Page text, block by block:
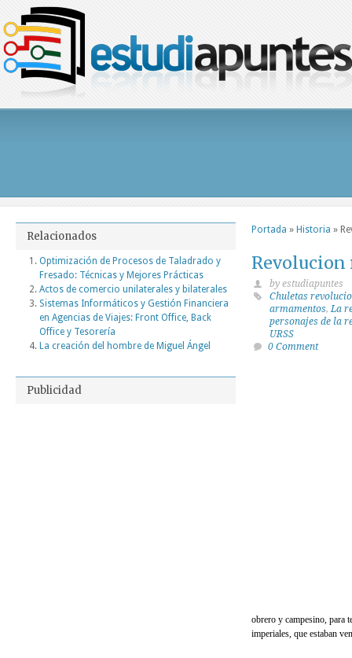
Portada » Historia »
Revolucion
by estudiapuntes
Chuletas
armamentos,La
personajes de la
URSS
0 Comment
obrero y campesino, para
imperiales, que estaban
Relacionados
Optimización de Procesos de Taladrado y
Fresado: Técnicas y Mejores Prácticas
Actos de comercio unilaterales y bilaterales
Sistemas Informáticos y Gestión Financiera
en Agencias de Viajes: Front Office, Back
Office y Tesorería
La creación del hombre de Miguel Ángel
Publicidad